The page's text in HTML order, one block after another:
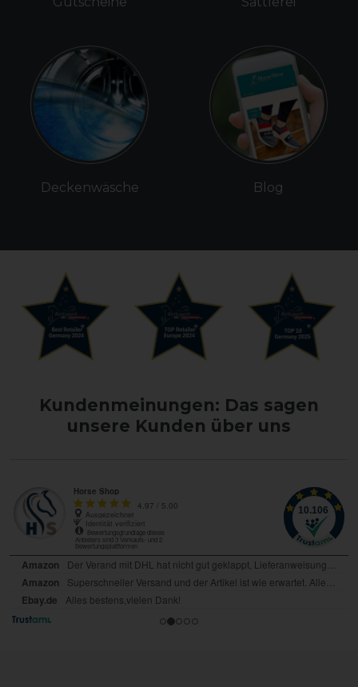
Deckenwäsche Blog
Kundenmeinungen: Das sagen
unsere Kunden über uns